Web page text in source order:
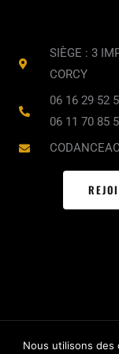
SIÈGE : 3
CORCY
06 16 29 52
06 11 70 85
Nous utilisons des